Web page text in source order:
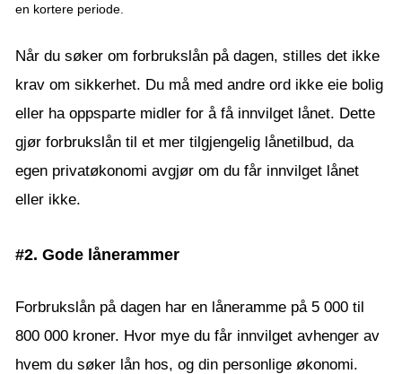
en kortere periode.
Når du søker om forbrukslån på dagen, stilles det ikke
krav om sikkerhet. Du må med andre ord ikke eie bolig
eller ha oppsparte midler for å få innvilget lånet. Dette
gjør forbrukslån til et mer tilgjengelig lånetilbud, da
egen privatøkonomi avgjør om du får innvilget lånet
eller ikke.
#2. Gode lånerammer
Forbrukslån på dagen har en låneramme på 5 000 til
800 000 kroner. Hvor mye du får innvilget avhenger av
hvem du søker lån hos, og din personlige økonomi.